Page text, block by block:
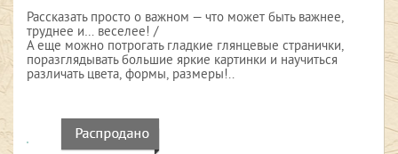
Рассказать просто о важном — что может быть важнее,
труднее и… веселее! /
А еще можно потрогать гладкие глянцевые странички,
поразглядывать большие яркие картинки и научиться
различать цвета, формы, размеры!..